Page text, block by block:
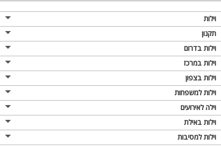
וילות
תקנון
וילות בדרום
וילות במרכז
וילות בצפון
וילות למשפחות
וילה לאירועים
וילות באילת
וילות למסיבות